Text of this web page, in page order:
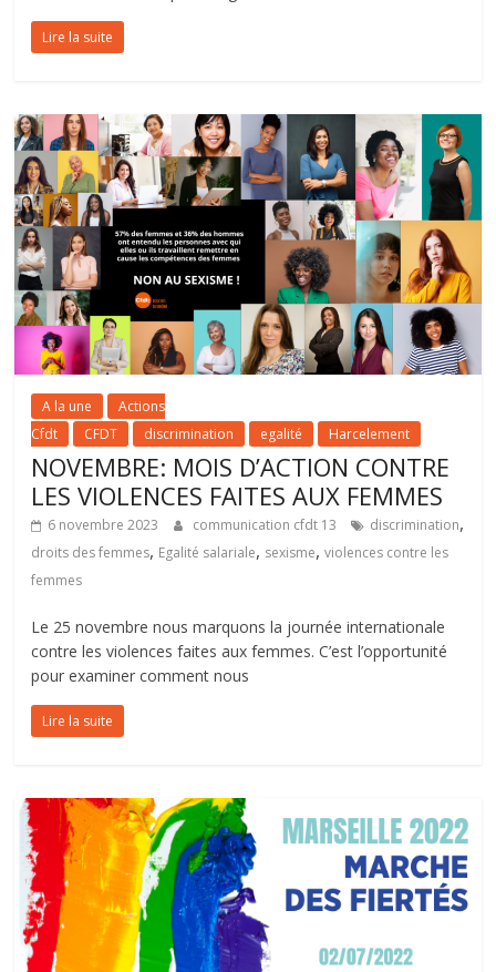
Lire la suite
A la une
Actions
Cfdt
CFDT discrimination egalité Harcelement
NOVEMBRE: MOIS D’ACTION CONTRE
LES VIOLENCES FAITES AUX FEMMES
6 novembre 2023 communication cfdt 13 discrimination,
droits des femmes, Egalité salariale, sexisme,violences contre les
femmes
Le 25 novembre nous marquons la journée internationale
contre les violences faites aux femmes. C’est l’opportunité
pour examiner comment nous
Lire la suite